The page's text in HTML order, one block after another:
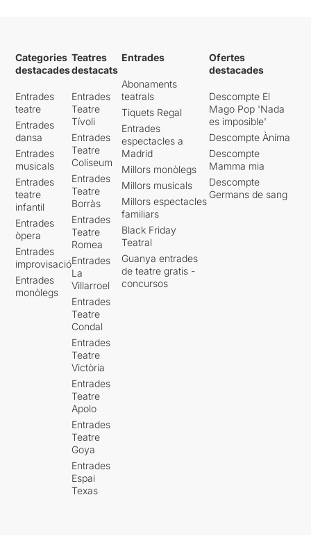
Categories
destacades
Entrades
teatre
Entrades
dansa
Entrades
musicals
Entrades
teatre
infantil
Entrades
òpera
Entrades
improvisació
Entrades
monòlegs
Teatres
destacats
Entrades
Teatre
Tívoli
Entrades
Teatre
Coliseum
Entrades
Teatre
Borràs
Entrades
Teatre
Romea
Entrades
La
Villarroel
Entrades
Teatre
Condal
Entrades
Teatre
Victòria
Entrades
Teatre
Apolo
Entrades
Teatre
Goya
Entrades
Espai
Texas
Entrades
Abonaments
teatrals
Tiquets Regal
Entrades
espectacles a
Madrid
Millors monòlegs
Millors musicals
Millors espectacles
familiars
Black Friday
Teatral
Guanya entrades
de teatre gratis -
concursos
Ofertes
destacades
Descompte El
Mago Pop 'Nada
es imposible'
Descompte Ànima
Descompte
Mamma mia
Descompte
Germans de sang